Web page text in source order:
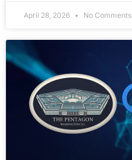
April 28, 2026 No Comments